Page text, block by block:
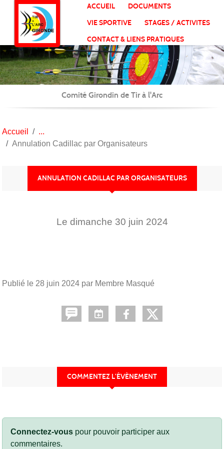
ACCUEIL
DOCUMENTS
VIE SPORTIVE
STAGES / ACTIVITES
CONTACT & LIENS PRATIQUES
Comité Girondin de Tir à l'Arc
Accueil
Annulation Cadillac par Organisateurs
ANNULATION CADILLAC PAR ORGANISATEURS
Le dimanche 30 juin 2024
Publié le 28 juin 2024 par Membre Masqué
COMMENTEZ L’ÉVÈNEMENT
Connectez-vous pour pouvoir participer aux
commentaires.
Panneau de gestion des cookies